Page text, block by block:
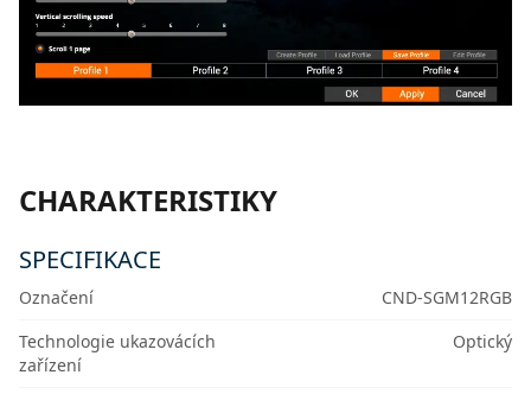
CHARAKTERISTIKY
SPECIFIKACE
Označení
CND-SGM12RGB
Technologie ukazovácích
zařízení
Optický